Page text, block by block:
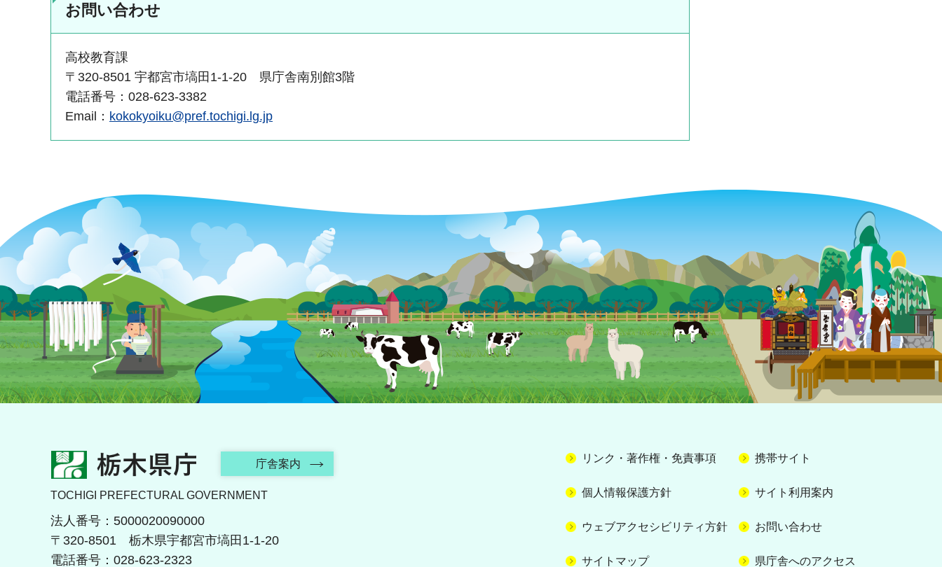
お問い合わせ
高校教育課
〒320-8501 宇都宮市塙田1-1-20 県庁舎南別館3階
電話番号：028-623-3382
Email： kokokyoiku@pref.tochigi.lg.jp
栃木県庁 庁舎案内
TOCHIGI PREFECTURAL GOVERNMENT
法人番号：5000020090000
〒320-8501 栃木県宇都宮市塙田1-1-20
電話番号：028-623-2323
リンク・著作権・免責事項 携帯サイト
個人情報保護方針 サイト利用案内
ウェブアクセシビリティ方針 お問い合わせ
サイトマップ 県庁舎へのアクセス